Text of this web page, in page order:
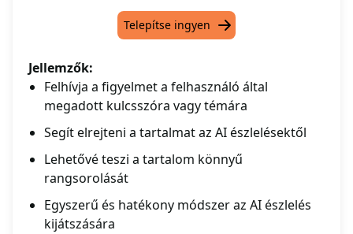
Telepítse ingyen
Jellemzők:
Felhívja a figyelmet a felhasználó által
megadott kulcsszóra vagy témára
Segít elrejteni a tartalmat az AI észlelésektől
Lehetővé teszi a tartalom könnyű
rangsorolását
Egyszerű és hatékony módszer az AI észlelés
kijátszására